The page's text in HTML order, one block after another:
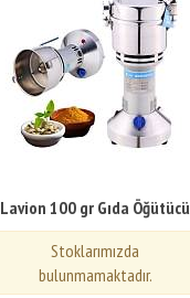
Lavion 100 gr Gıda Öğütücü
Stoklarımızda
bulunmamaktadır.